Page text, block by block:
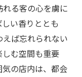
る客の心を虜に
い香りととも
ば忘れられない
む空間も重要
の店内は、都会